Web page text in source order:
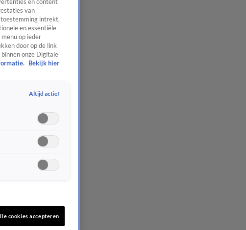
en content
van
toestemming intrekt,
en essentiële
op ieder
door op de link
onze Digitale
Bekijk hier
Altijd actief
cookies accepteren